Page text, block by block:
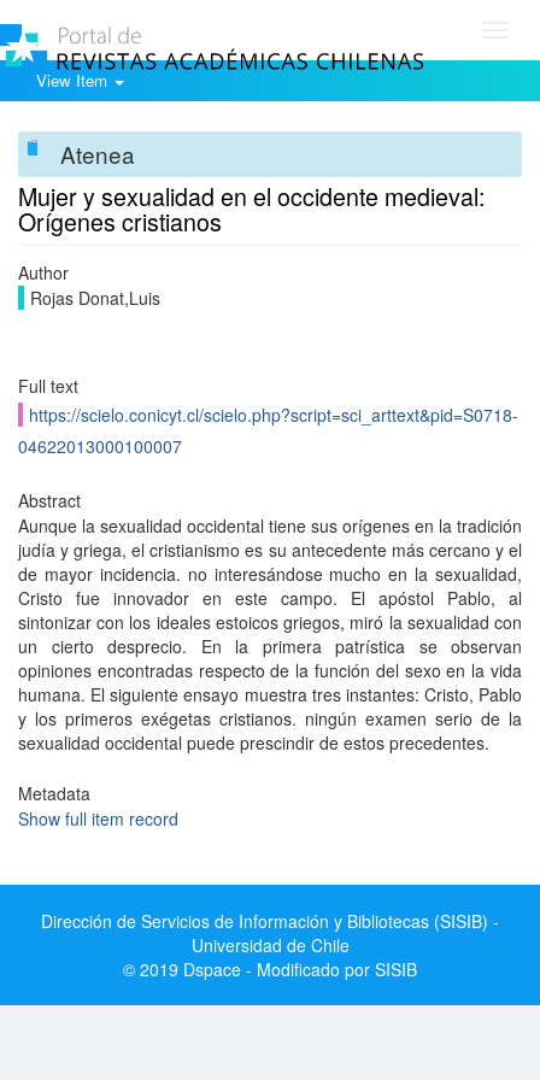
View Item
Atenea
Mujer y sexualidad en el occidente medieval:
Orígenes cristianos
Author
Rojas Donat,Luis
Full text
https://scielo.conicyt.cl/scielo.php?script=sci_arttext&pid=S0718-
04622013000100007
Abstract
Aunque la sexualidad occidental tiene sus orígenes en la tradición
judía y griega, el cristianismo es su antecedente más cercano y el
de mayor incidencia. no interesándose mucho en la sexualidad,
Cristo fue innovador en este campo. El apóstol Pablo, al
sintonizar con los ideales estoicos griegos, miró la sexualidad con
un cierto desprecio. En la primera patrística se observan
opiniones encontradas respecto de la función del sexo en la vida
humana. El siguiente ensayo muestra tres instantes: Cristo, Pablo
y los primeros exégetas cristianos. ningún examen serio de la
sexualidad occidental puede prescindir de estos precedentes.
Metadata
Show full item record
Dirección de Servicios de Información y Bibliotecas (SISIB) -
Universidad de Chile
© 2019 Dspace - Modificado por SISIB